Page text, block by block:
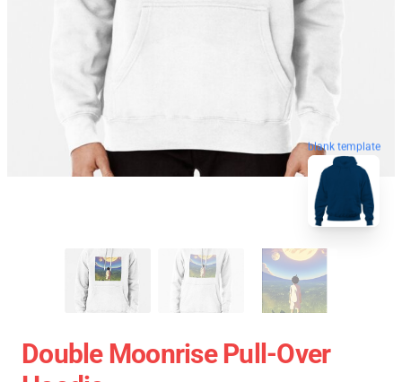
blank template
Double Moonrise Pull-Over